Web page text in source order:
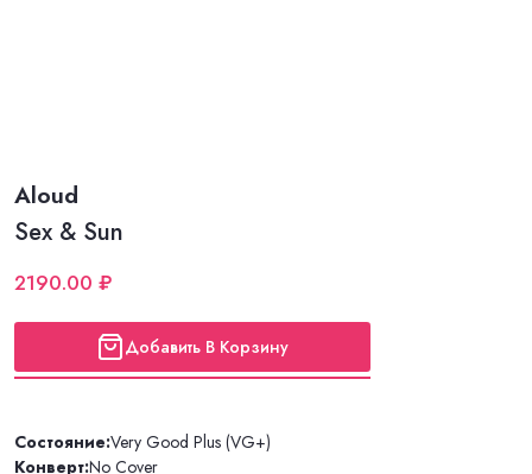
Aloud
Sex & Sun
2190.00 ₽
Добавить В Корзину
Состояние:Very Good Plus (VG+)
Конверт:No Cover